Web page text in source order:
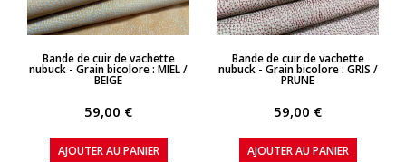
APERÇU RAPIDE
Bande de cuir de vachette
nubuck - Grain bicolore : MIEL /
BEIGE
59,00 €
AJOUTER AU PANIER
APERÇU RAPIDE
Bande de cuir de vachette
nubuck - Grain bicolore : GRIS /
PRUNE
59,00 €
AJOUTER AU PANIER